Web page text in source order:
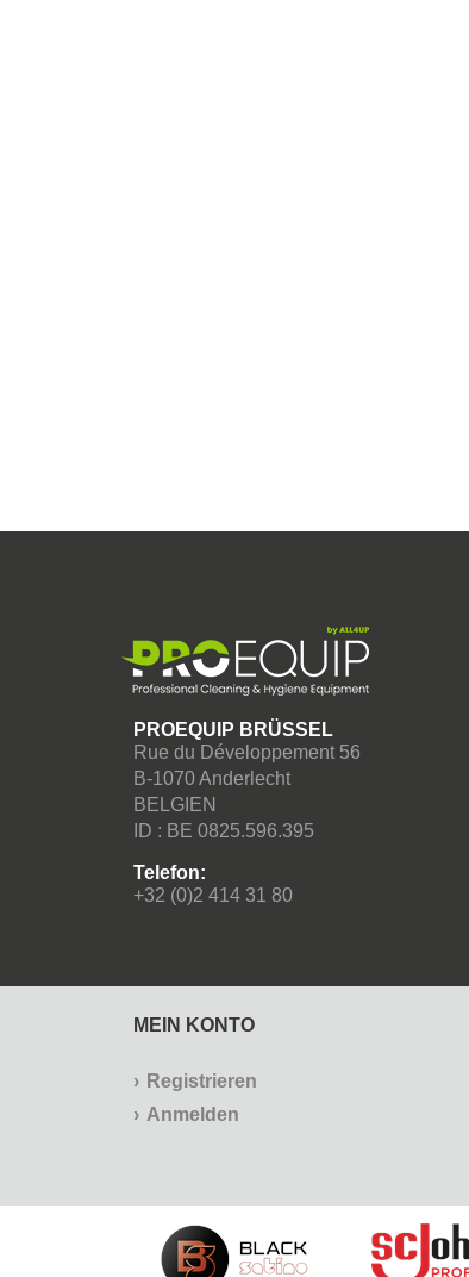
PROEQUIP BRÜSSEL
Rue du Développement 56
B-1070 Anderlecht
BELGIEN
ID : BE 0825.596.395
Telefon:
+32 (0)2 414 31 80
MEIN KONTO
Registrieren
Anmelden